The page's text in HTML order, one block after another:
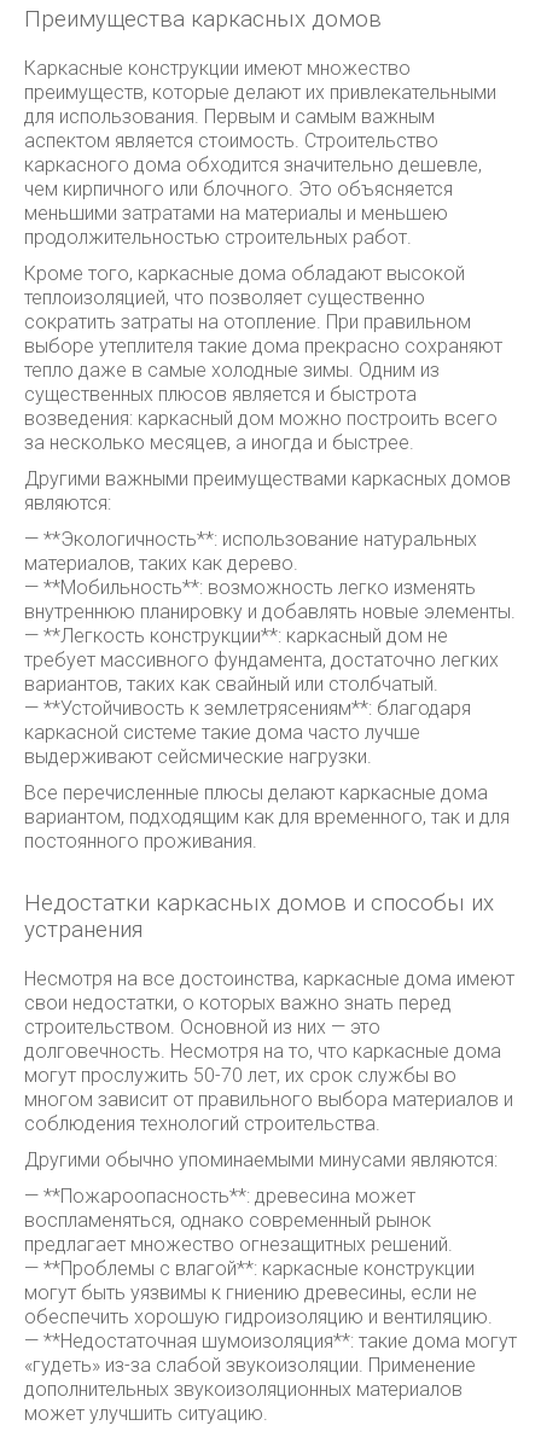
Преимущества каркасных домов
Каркасные конструкции имеют множество
преимуществ, которые делают их привлекательными
для использования. Первым и самым важным
аспектом является стоимость. Строительство
каркасного дома обходится значительно дешевле,
чем кирпичного или блочного. Это объясняется
меньшими затратами на материалы и меньшею
продолжительностью строительных работ.
Кроме того, каркасные дома обладают высокой
теплоизоляцией, что позволяет существенно
сократить затраты на отопление. При правильном
выборе утеплителя такие дома прекрасно сохраняют
тепло даже в самые холодные зимы. Одним из
существенных плюсов является и быстрота
возведения: каркасный дом можно построить всего
за несколько месяцев, а иногда и быстрее.
Другими важными преимуществами каркасных домов
являются:
— **Экологичность**: использование натуральных
материалов, таких как дерево.
— **Мобильность**: возможность легко изменять
внутреннюю планировку и добавлять новые элементы.
— **Легкость конструкции**: каркасный дом не
требует массивного фундамента, достаточно легких
вариантов, таких как свайный или столбчатый.
— **Устойчивость к землетрясениям**: благодаря
каркасной системе такие дома часто лучше
выдерживают сейсмические нагрузки.
Все перечисленные плюсы делают каркасные дома
вариантом, подходящим как для временного, так и для
постоянного проживания.
Недостатки каркасных домов и способы их
устранения
Несмотря на все достоинства, каркасные дома имеют
свои недостатки, о которых важно знать перед
строительством. Основной из них — это
долговечность. Несмотря на то, что каркасные дома
могут прослужить 50-70 лет, их срок службы во
многом зависит от правильного выбора материалов и
соблюдения технологий строительства.
Другими обычно упоминаемыми минусами являются:
— **Пожароопасность**: древесина может
воспламеняться, однако современный рынок
предлагает множество огнезащитных решений.
— **Проблемы с влагой**: каркасные конструкции
могут быть уязвимы к гниению древесины, если не
обеспечить хорошую гидроизоляцию и вентиляцию.
— **Недостаточная шумоизоляция**: такие дома могут
«гудеть» из-за слабой звукоизоляции. Применение
дополнительных звукоизоляционных материалов
может улучшить ситуацию.